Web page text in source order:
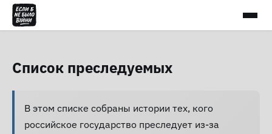
Список преследуемых
В этом списке собраны истории тех, кого
российское государство преследует из-за